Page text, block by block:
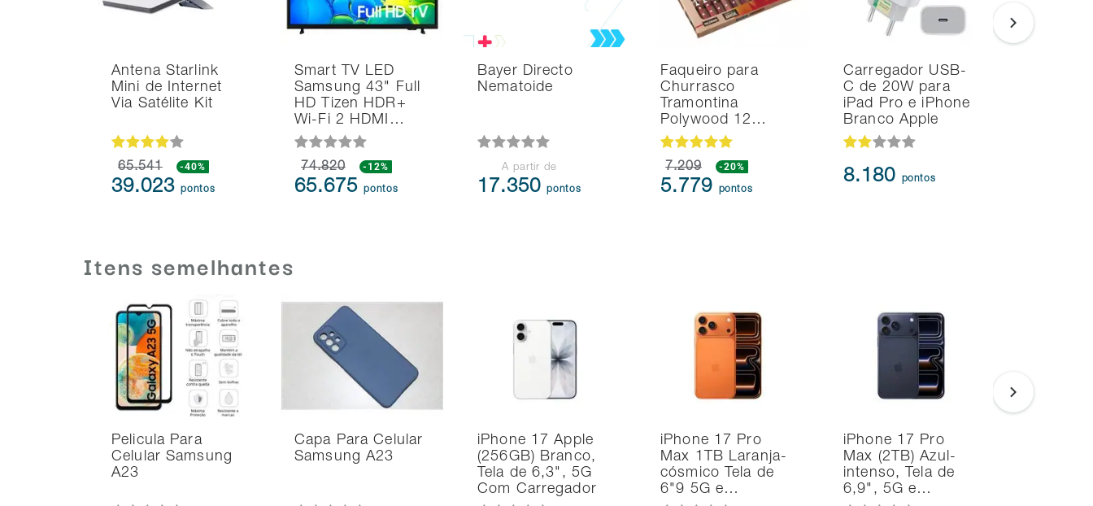
Antena Starlink
Mini de Internet
Via Satélite Kit
65.541 -40%
39.023pontos
Smart TV LED
Samsung 43" Full
HD Tizen HDR+
Wi-Fi 2 HDMI…
74.820 -12%
65.675pontos
Bayer Directo
Nematoide
A partir de
17.350pontos
Faqueiro para
Churrasco
Tramontina
Polywood 12…
7.209 -20%
5.779 pontos
Carregador USB-
C de 20W para
iPad Pro e iPhone
Branco Apple
8.180 pontos
Itens semelhantes
Pelicula Para
Celular Samsung
A23
Capa Para Celular
Samsung A23
iPhone 17 Apple
(256GB) Branco,
Tela de 6,3", 5G
Com Carregador
iPhone 17 Pro
Max 1TB Laranja-
cósmico Tela de
6"9 5G e…
iPhone 17 Pro
Max (2TB) Azul-
intenso, Tela de
6,9", 5G e…